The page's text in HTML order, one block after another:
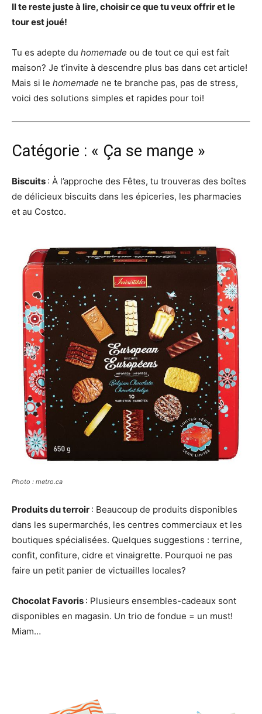
Il te reste juste à lire, choisir ce que tu veux offrir et le
tour est joué!
Tu es adepte du homemade ou de tout ce qui est fait
maison? Je t’invite à descendre plus bas dans cet article!
Mais si le homemade ne te branche pas, pas de stress,
voici des solutions simples et rapides pour toi!
Catégorie : « Ça se mange »
Biscuits : À l’approche des Fêtes, tu trouveras des boîtes
de délicieux biscuits dans les épiceries, les pharmacies
et au Costco.
Photo : metro.ca
Produits du terroir : Beaucoup de produits disponibles
dans les supermarchés, les centres commerciaux et les
boutiques spécialisées. Quelques suggestions : terrine,
confit, confiture, cidre et vinaigrette. Pourquoi ne pas
faire un petit panier de victuailles locales?
Chocolat Favoris : Plusieurs ensembles-cadeaux sont
disponibles en magasin. Un trio de fondue = un must!
Miam…